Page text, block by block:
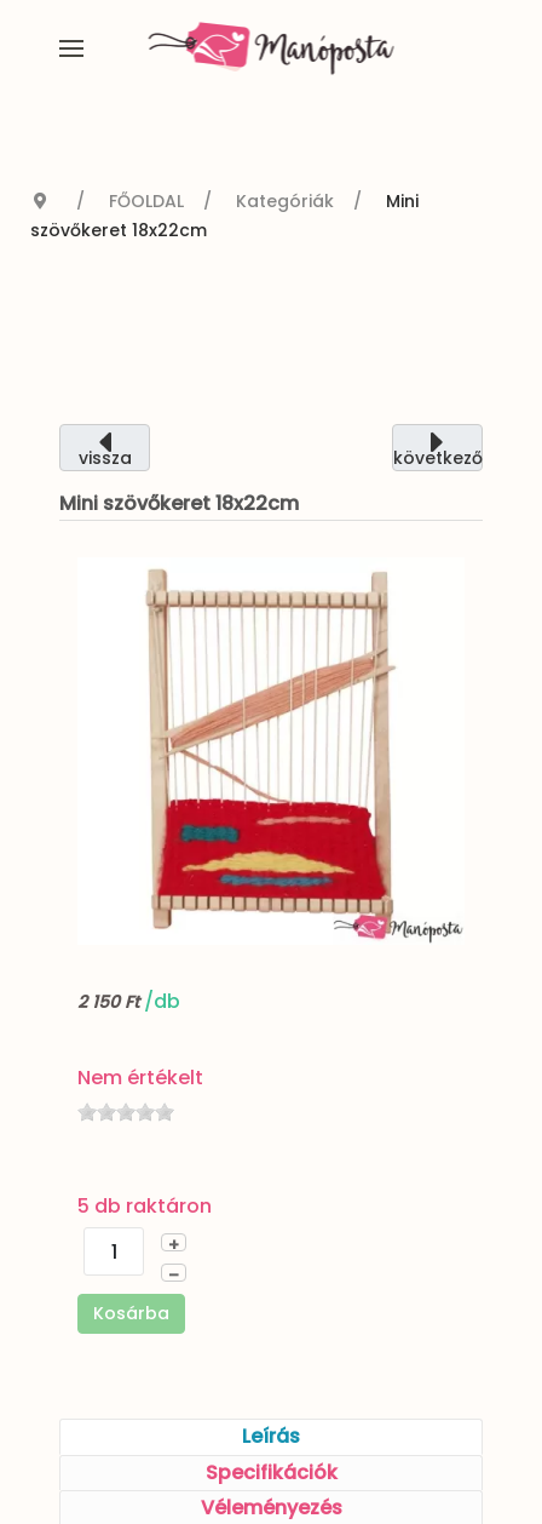
FŐOLDAL Kategóriák
Mini
szövőkeret 18x22cm
vissza következő
Mini szövőkeret 18x22cm
2 150 Ft/db
Nem értékelt
5 db raktáron
+
–
Kosárba
Leírás
Specifikációk
Véleményezés